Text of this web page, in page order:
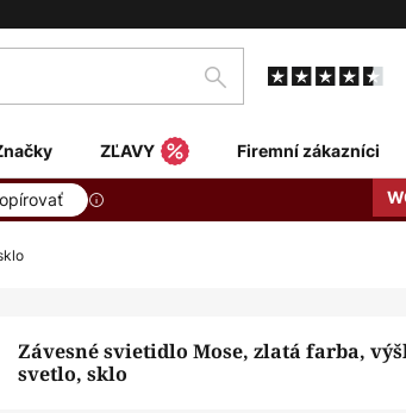
Hľadať
ZĽAVY Firemní zákazníci
Závesné svietidlo Mose, zlatá farba,
svetlo, sklo